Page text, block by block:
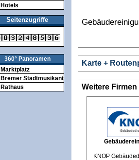
Hotels
Seitenzugriffe
360° Panoramen
Marktplatz
Bremer Stadtmusikanten
Rathaus
Karte +
Weitere
KNOP